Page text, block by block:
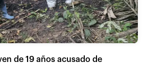
de 19 años acusado de